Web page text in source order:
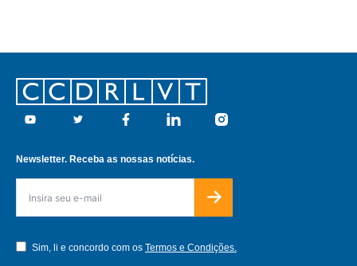
Footer
Youtube Twitter Facebook Linkedin Instagram
Newsletter. Receba as nossas notícias.
Sim, li e concordo com os Termos e Condições.